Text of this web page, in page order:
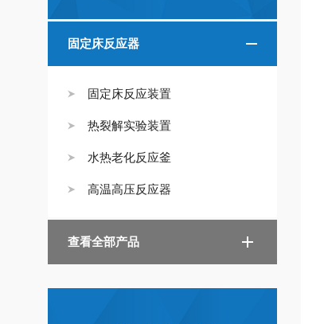
固定床反应器
固定床反应装置
热裂解实验装置
水热老化反应釜
高温高压反应器
查看全部产品